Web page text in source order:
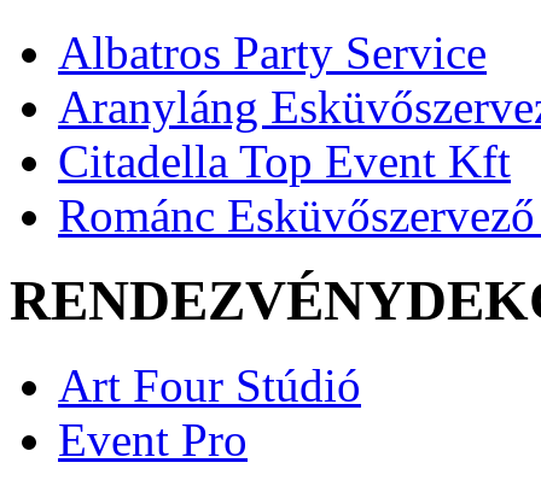
Albatros Party Service
Aranyláng
Citadella Top Event Kft
Románc
Art Four Stúdió
Event Pro